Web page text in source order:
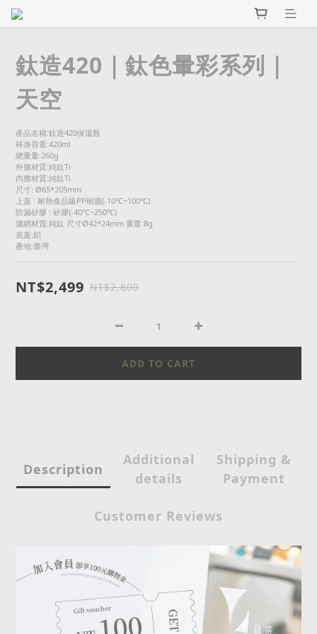
鈦造420｜鈦色暈彩系列｜
天空
產品名稱:鈦造420保溫瓶
杯身容量:420ml
總重量:260g
外膽材質:純鈦Ti
內膽材質:純鈦Ti
尺寸: Ø65*205mm
上蓋 : 耐熱食品級PP樹脂(-10℃~100℃)
防漏矽膠 : 矽膠(-40℃~250℃)
濾網材質:純鈦 尺寸Ø42*24mm 重量:8g
底蓋:鋁
產地:臺灣
NT$2,499 NT$2,800
ADD TO CART
Description
Additional
details
Shipping &
Payment
Customer Reviews